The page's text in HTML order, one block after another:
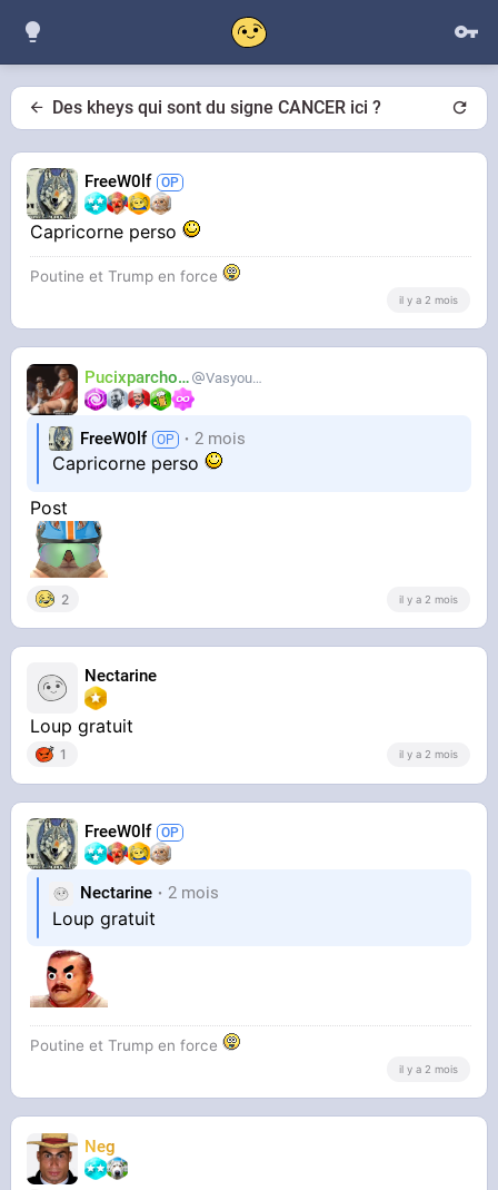
Des kheys qui sont du signe CANCER ici ?
FreeW0lf
Capricorne perso
Poutine et Trump en force
il y a 2 mois
Pucixparchoix Vasyouioui_
FreeW0lf 2 mois
Capricorne perso
Post
2 il y a 2 mois
Nectarine
Loup gratuit
1 il y a 2 mois
FreeW0lf
Nectarine 2 mois
Loup gratuit
Poutine et Trump en force
il y a 2 mois
Neg